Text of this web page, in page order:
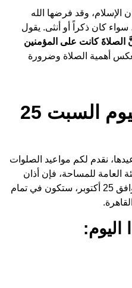
الإسلام، وقد فرضها الله
كان ذكراً أو أنثى. يقول
الصلاةَ كانت على المؤمنين
أهمية الصلاة وضرورة
مواعيد الصلاة اليوم السبت 25
نقدم لكم مواعيد الصلوات
العامة للمساحة، فإن أذان
وصلاة المغرب اليوم السبت، الموافق 25 أكتوبر، ستكون في تمام
اليوم: